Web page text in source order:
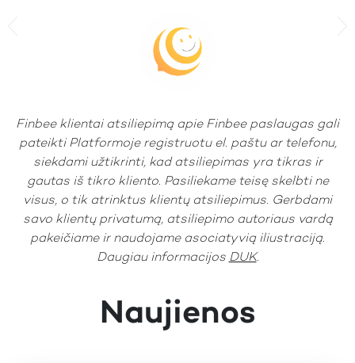
Finbee klientai atsiliepimą apie Finbee paslaugas gali
pateikti Platformoje registruotu el. paštu ar telefonu,
siekdami užtikrinti, kad atsiliepimas yra tikras ir
gautas iš tikro kliento. Pasiliekame teisę skelbti ne
visus, o tik atrinktus klientų atsiliepimus. Gerbdami
savo klientų privatumą, atsiliepimo autoriaus vardą
pakeičiame ir naudojame asociatyvią iliustraciją.
Daugiau informacijos DUK.
Naujienos